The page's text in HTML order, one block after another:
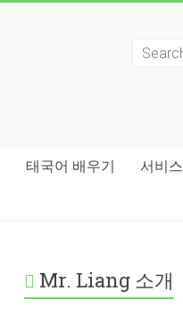
태국어 배우기 서비스
Mr. Liang 소개